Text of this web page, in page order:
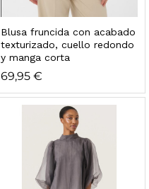
Blusa fruncida con acabado
texturizado, cuello redondo
y manga corta
69,95 €